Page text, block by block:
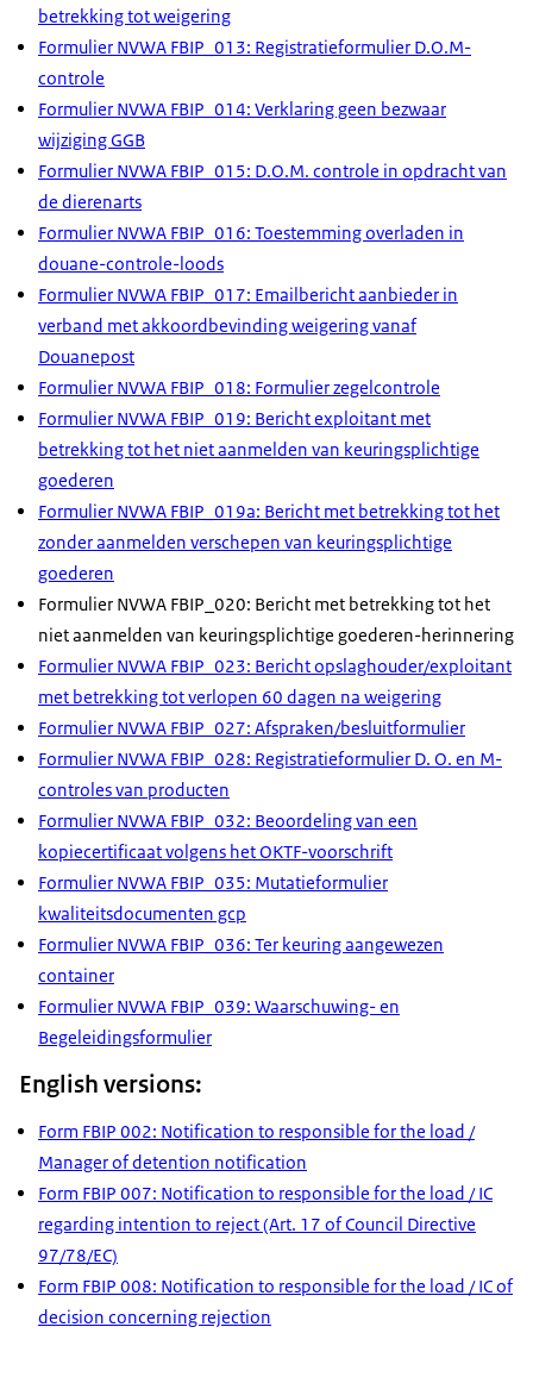
betrekking tot weigering
Formulier NVWA FBIP_013: Registratieformulier D.O.M-
controle
Formulier NVWA FBIP_014: Verklaring geen bezwaar
wijziging GGB
Formulier NVWA FBIP_015: D.O.M. controle in opdracht van
de dierenarts
Formulier NVWA FBIP_016: Toestemming overladen in
douane-controle-loods
Formulier NVWA FBIP_017: Emailbericht aanbieder in
verband met akkoordbevinding weigering vanaf
Douanepost
Formulier NVWA FBIP_018: Formulier zegelcontrole
Formulier NVWA FBIP_019: Bericht exploitant met
betrekking tot het niet aanmelden van keuringsplichtige
goederen
Formulier NVWA FBIP_019a: Bericht met betrekking tot het
zonder aanmelden verschepen van keuringsplichtige
goederen
Formulier NVWA FBIP_020: Bericht met betrekking tot het
niet aanmelden van keuringsplichtige goederen-herinnering
Formulier NVWA FBIP_023: Bericht opslaghouder/exploitant
met betrekking tot verlopen 60 dagen na weigering
Formulier NVWA FBIP_027: Afspraken/besluitformulier
Formulier NVWA FBIP_028: Registratieformulier D. O. en M-
controles van producten
Formulier NVWA FBIP_032: Beoordeling van een
kopiecertificaat volgens het OKTF-voorschrift
Formulier NVWA FBIP_035: Mutatieformulier
kwaliteitsdocumenten gcp
Formulier NVWA FBIP_036: Ter keuring aangewezen
container
Formulier NVWA FBIP_039: Waarschuwing- en
Begeleidingsformulier
English versions:
Form FBIP 002: Notification to responsible for the load /
Manager of detention notification
Form FBIP 007: Notification to responsible for the load / IC
regarding intention to reject (Art. 17 of Council Directive
97/78/EC)
Form FBIP 008: Notification to responsible for the load / IC of
decision concerning rejection